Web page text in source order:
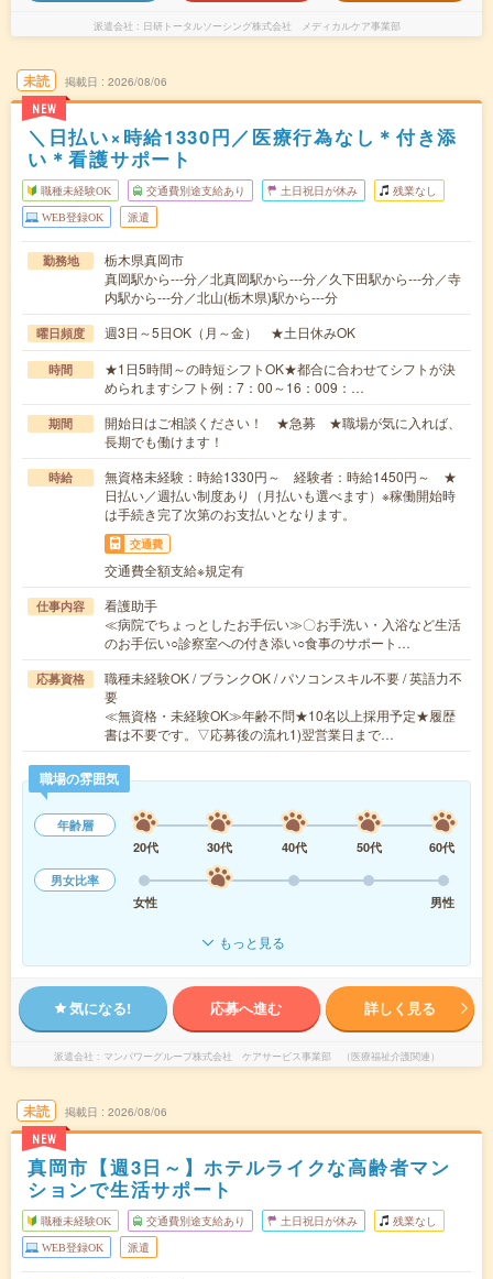
派遣会社 日研トータルソーシング株式会社 メディカルケア事業部
未読
NEW
掲載日 2026/08/06
＼日払い×時給1330円／医療行為なし＊付き添
い＊看護サポート
職種未経験OK 交通費別途支給あり 土日祝日が休み 残業なし
WEB登録OK 派遣
勤務地
栃木県真岡市
真岡駅から---分／北真岡駅から---分／久下田駅から---分／寺
内駅から---分／北山(栃木県)駅から---分
曜日頻度 週3日～5日OK（月～金） ★土日休みOK
時間
★1日5時間～の時短シフトOK★都合に合わせてシフトが決
められますシフト例：7：00～16：009：…
期間
開始日はご相談ください！ ★急募 ★職場が気に入れば、
長期でも働けます！
時給
無資格未経験：時給1330円～ 経験者：時給1450円～ ★
日払い／週払い制度あり（月払いも選べます）※稼働開始時
は手続き完了次第のお支払いとなります。
交通費
交通費全額支給※規定有
仕事内容
看護助手
≪病院でちょっとしたお手伝い≫〇お手洗い・入浴など生活
のお手伝い○診察室への付き添い○食事のサポート…
応募資格
職種未経験OK / ブランクOK / パソコンスキル不要 / 英語力不
要
≪無資格・未経験OK≫年齢不問★10名以上採用予定★履歴
書は不要です。▽応募後の流れ1)翌営業日まで…
職場の雰囲気
年齢層
20代
30代 40代 50代
60代
男女比率
女性
男性
もっと見る
気になる! 応募へ進む 詳しく見る
派遣会社 マンパワーグループ株式会社 ケアサービス事業部 （医療福祉介護関連）
未読
NEW
掲載日 2026/08/06
真岡市【週3日～】ホテルライクな高齢者マン
ションで生活サポート
職種未経験OK 交通費別途支給あり 土日祝日が休み 残業なし
WEB登録OK 派遣